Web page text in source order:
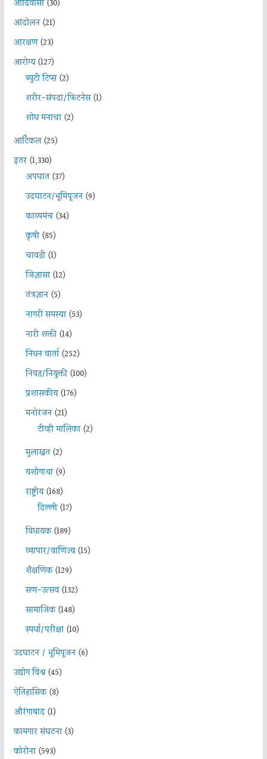
आदिवासी(30)
आंदोलन(21)
आरक्षण(23)
आरोग्य(127)
ब्युटी टिप्स(2)
शरीर-संपदा/फिटनेस(1)
शोध मनाचा(2)
आर्टिकल(25)
इतर(1,330)
अपघात(37)
उदघाटन/भूमिपूजन(9)
काव्यमंच(34)
कृषी(85)
चावडी(1)
जिज्ञासा(12)
तंत्रज्ञान(5)
नागरी समस्या(53)
नारी शक्ती(14)
निधन वार्ता(252)
निवड/नियुक्ती(100)
प्रशासकीय(176)
मनोरंजन(21)
टीव्ही मालिका(2)
मुलाखत(2)
यशोगाथा(9)
राष्ट्रीय(168)
दिल्ली(17)
विधायक(189)
व्यापार/वाणिज्य(15)
शैक्षणिक(129)
सण-उत्सव(132)
सामाजिक(148)
स्पर्धा/परीक्षा(10)
उदघाटन / भूमिपूजन(6)
उद्योग विश्व(45)
ऐतिहासिक(8)
औरंगाबाद(1)
कामगार संघटना(3)
कोरोना(593)